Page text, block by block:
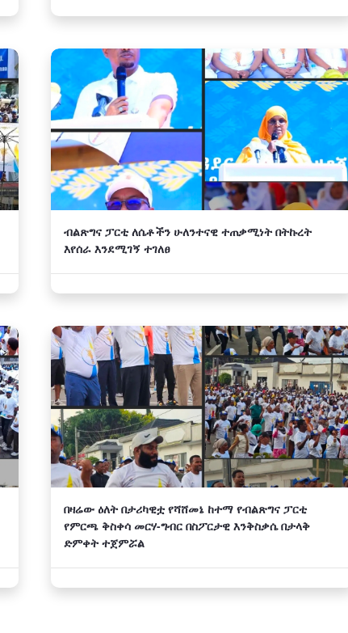
ብልጽግና ፓርቲ ለሴቶችን ሁለንተናዊ ተጠቃሚነት በትኩረት
እየሰራ እንደሚገኝ ተገለፀ
በዛሬው ዕለት በታሪካዊቷ የሻሸመኔ ከተማ የብልጽግና ፓርቲ
የምርጫ ቅስቀሳ መርሃ-ግብር በስፖርታዊ እንቅስቃሴ በታላቅ
ድምቀት ተጀምሯል